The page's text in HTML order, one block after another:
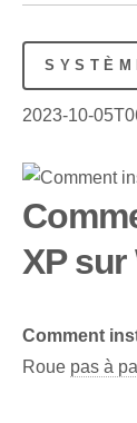
2023-10-
XP
Comment
Roue pas à